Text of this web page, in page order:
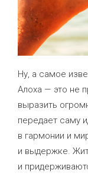
Ну, а самое
Алоха — это не
выразить
передает саму
в гармонии и
и выдержке.
и